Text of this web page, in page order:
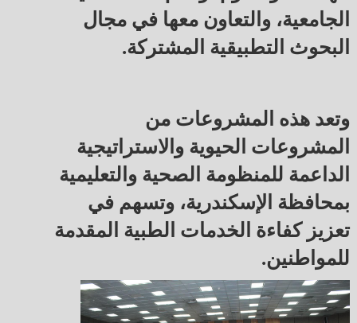
الجامعية، والتعاون معها في مجال
البحوث التطبيقية المشتركة.
وتعد هذه المشروعات من
المشروعات الحيوية والاستراتيجية
الداعمة للمنظومة الصحية والتعليمية
بمحافظة الإسكندرية، وتسهم في
تعزيز كفاءة الخدمات الطبية المقدمة
للمواطنين.